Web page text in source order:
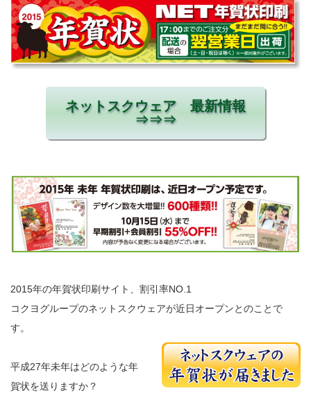
ネットスクウェア 最新情報
⇒⇒⇒
2015年の年賀状印刷サイト、割引率NO.1
コクヨグループのネットスクウェアが近日オープンとのことで
す。
平成27年未年はどのような年
賀状を送りますか？